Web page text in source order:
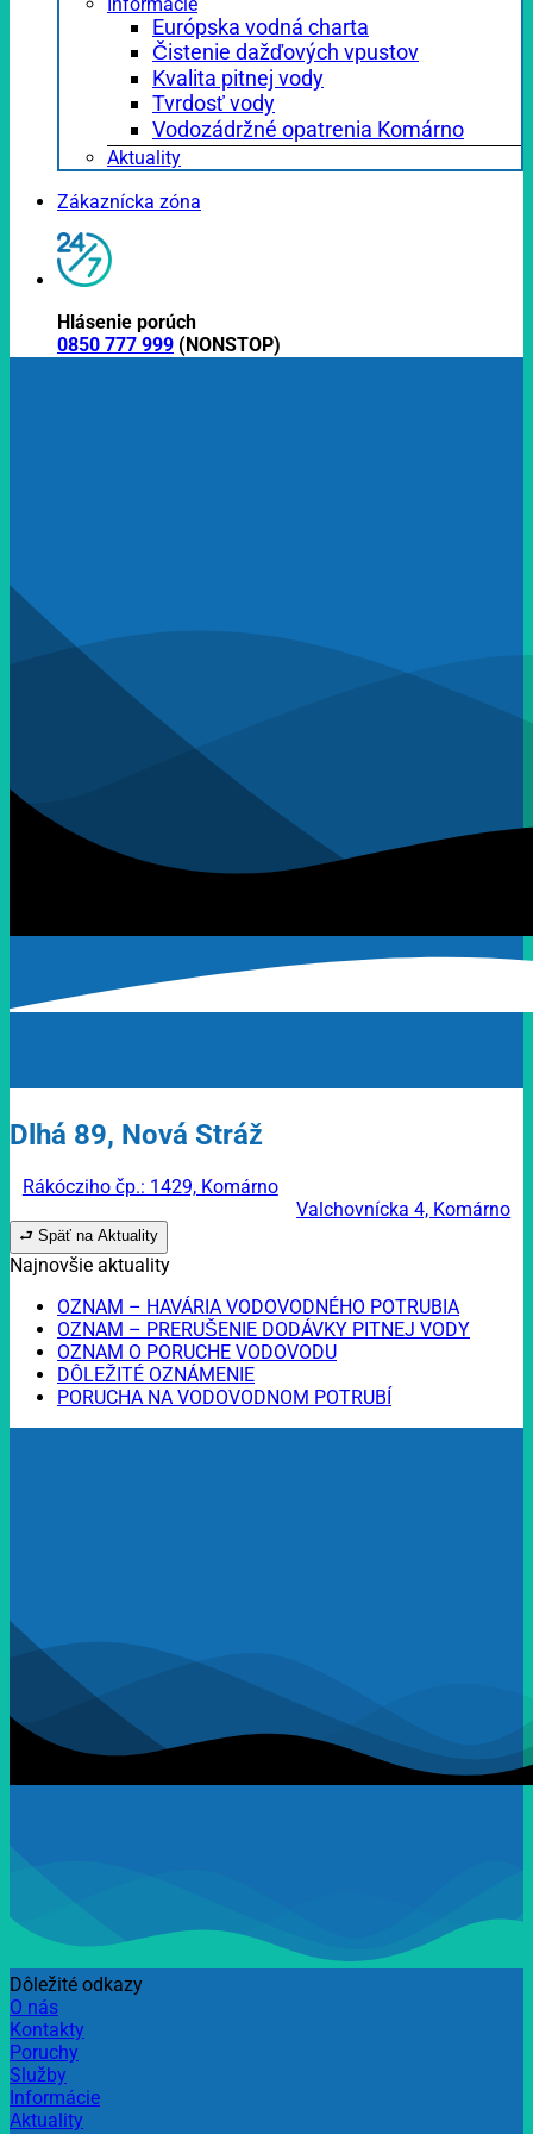
Európska vodná charta
Čistenie dažďových vpustov
Kvalita pitnej vody
Tvrdosť vody
Vodozádržné opatrenia Komárno
Aktuality
Zákaznícka zóna
Hlásenie porúch
0850 777 999 (NONSTOP)
Dlhá 89, Nová Stráž
Rákócziho čp.: 1429, Komárno
Valchovnícka 4, Komárno
⮐ Späť na Aktuality
Najnovšie aktuality
OZNAM – HAVÁRIA VODOVODNÉHO POTRUBIA
OZNAM – PRERUŠENIE DODÁVKY PITNEJ VODY
OZNAM O PORUCHE VODOVODU
DÔLEŽITÉ OZNÁMENIE
PORUCHA NA VODOVODNOM POTRUBÍ
Dôležité odkazy
O nás
Kontakty
Poruchy
Služby
Informácie
Aktuality